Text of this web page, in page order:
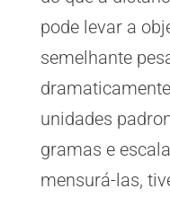
pode levar a
semelhante
unidades
gramas e
mensurá-las,